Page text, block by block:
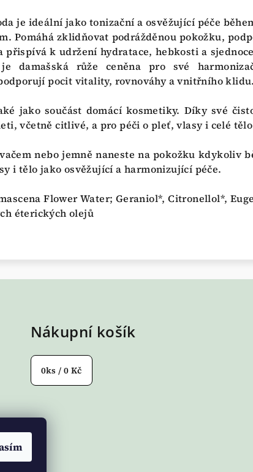
je ideální jako tonizační a osvěžující péče
Pomáhá zklidňovat podrážděnou pokožku,
přispívá k udržení hydratace, hebkosti a
damašská růže ceněna pro své
pocit vitality, rovnováhy a vnitřního
jako součást domácí kosmetiky. Díky své
včetně citlivé, a pro péči o pleť, vlasy i celé
nebo jemně naneste na pokožku kdykoliv
i tělo jako osvěžující a harmonizující péče.
Flower Water; Geraniol*, Citronellol*,
éterických olejů
Nákupní košík
0ks / 0 Kč